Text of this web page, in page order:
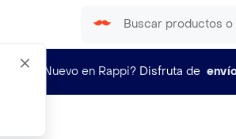
¿Nuevo en Rappi? Disfruta de